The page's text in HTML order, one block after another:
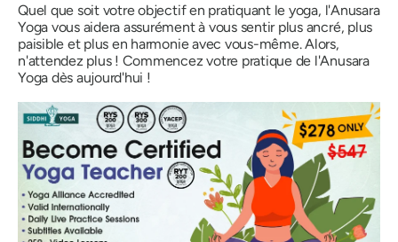
Quel que soit votre objectif en pratiquant le yoga, l'Anusara
Yoga vous aidera assurément à vous sentir plus ancré, plus
paisible et plus en harmonie avec vous-même. Alors,
n'attendez plus ! Commencez votre pratique de l'Anusara
Yoga dès aujourd'hui !